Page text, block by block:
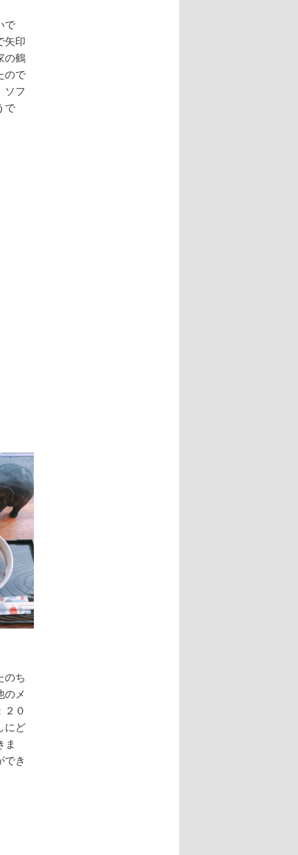
で
矢印
の鶴
ので
ソフ
で
のち
のメ
２０
にど
ま
でき